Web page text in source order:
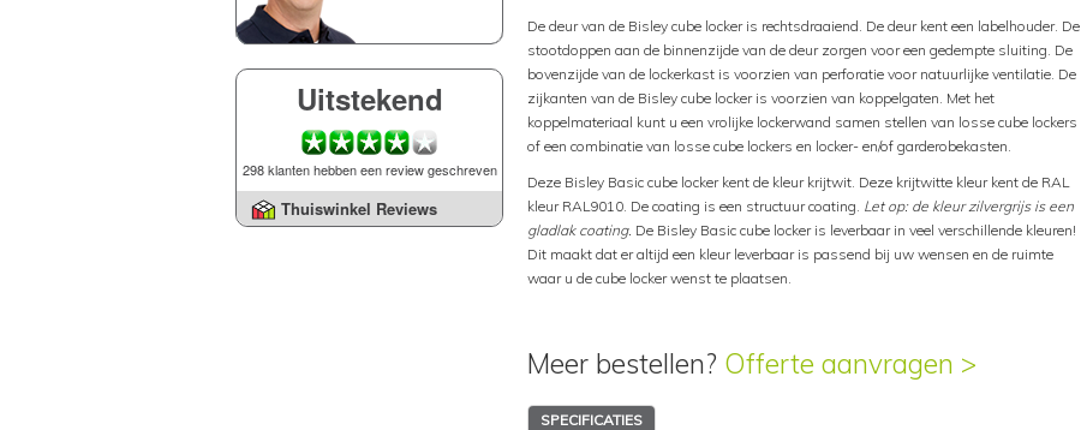
Uitstekend
298 klanten hebben een review geschreven
Thuiswinkel Reviews
De deur van de Bisley cube locker is rechtsdraaiend. De deur kent een labelhouder. De
stootdoppen aan de binnenzijde van de deur zorgen voor een gedempte sluiting. De
bovenzijde van de lockerkast is voorzien van perforatie voor natuurlijke ventilatie. De
zijkanten van de Bisley cube locker is voorzien van koppelgaten. Met het
koppelmateriaal kunt u een vrolijke lockerwand samen stellen van losse cube lockers
of een combinatie van losse cube lockers en locker- en/of garderobekasten.
Deze Bisley Basic cube locker kent de kleur krijtwit. Deze krijtwitte kleur kent de RAL
kleur RAL9010. De coating is een structuur coating. Let op: de kleur zilvergrijs is een
gladlak coating. De Bisley Basic cube locker is leverbaar in veel verschillende kleuren!
Dit maakt dat er altijd een kleur leverbaar is passend bij uw wensen en de ruimte
waar u de cube locker wenst te plaatsen.
Meer bestellen? Offerte aanvragen >
SPECIFICATIES